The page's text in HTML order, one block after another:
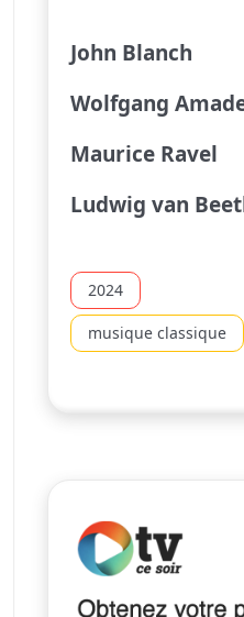
John Blanch
Wolfgang
Maurice Ravel
Ludwig van
2024
musique classique